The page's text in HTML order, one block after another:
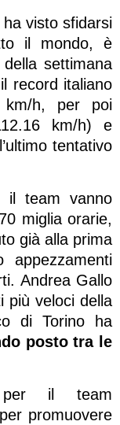
visto sfidarsi
il mondo, è
settimana
record italiano
km/h, per poi
km/h) e
tentativo
il team vanno
miglia orarie,
già alla prima
Andrea Gallo
più veloci della
di Torino ha
posto tra le
per il team
promuovere